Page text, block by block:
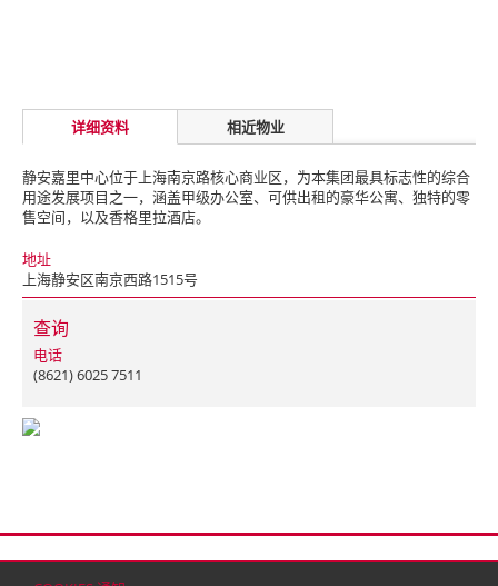
详细资料 相近物业
静安嘉里中心位于上海南京路核心商业区，为本集团最具标志性的综合
用途发展项目之一，涵盖甲级办公室、可供出租的豪华公寓、独特的零
售空间，以及香格里拉酒店。
地址
上海静安区南京西路1515号
查询
电话
(8621) 6025 7511